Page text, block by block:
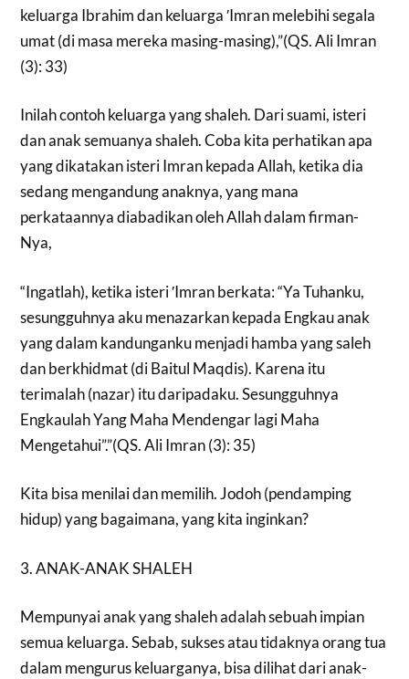
keluarga Ibrahim dan keluarga ′Imran melebihi segala
umat (di masa mereka masing-masing),”(QS. Ali Imran
(3): 33)
Inilah contoh keluarga yang shaleh. Dari suami, isteri
dan anak semuanya shaleh. Coba kita perhatikan apa
yang dikatakan isteri Imran kepada Allah, ketika dia
sedang mengandung anaknya, yang mana
perkataannya diabadikan oleh Allah dalam firman-
Nya,
“Ingatlah), ketika isteri ′Imran berkata: “Ya Tuhanku,
sesungguhnya aku menazarkan kepada Engkau anak
yang dalam kandunganku menjadi hamba yang saleh
dan berkhidmat (di Baitul Maqdis). Karena itu
terimalah (nazar) itu daripadaku. Sesungguhnya
Engkaulah Yang Maha Mendengar lagi Maha
Mengetahui”.”(QS. Ali Imran (3): 35)
Kita bisa menilai dan memilih. Jodoh (pendamping
hidup) yang bagaimana, yang kita inginkan?
3. ANAK-ANAK SHALEH
Mempunyai anak yang shaleh adalah sebuah impian
semua keluarga. Sebab, sukses atau tidaknya orang tua
dalam mengurus keluarganya, bisa dilihat dari anak-